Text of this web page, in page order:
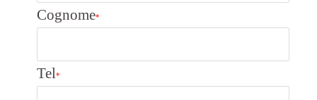
Cognome*
Tel*